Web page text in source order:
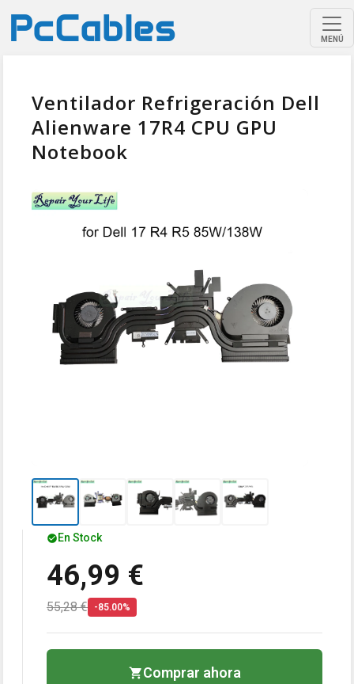
MENÚ
Ventilador Refrigeración Dell
Alienware 17R4 CPU GPU
Notebook
En Stock
46,99 €
55,28 € -85.00%
Comprar ahora